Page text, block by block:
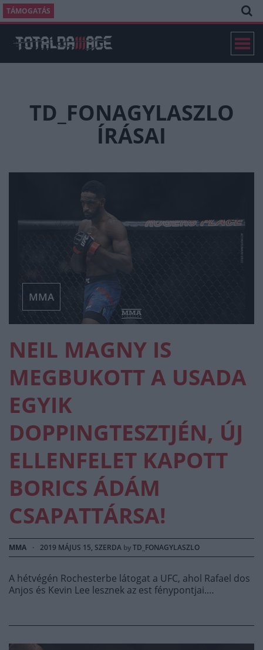
TÁMOGATÁS
TD_FONAGYLASZLO
ÍRÁSAI
MMA
NEIL MAGNY IS
MEGBUKOTT A USADA
EGYIK
DOPPINGTESZTJÉN, ÚJ
ELLENFELET KAPOTT
BORICS ÁDÁM
CSAPATTÁRSA!
MMA · 2019 MÁJUS 15, SZERDA byTD_FONAGYLASZLO
A hétvégén Rochesterbe látogat a UFC, ahol Rafael dos
Anjos és Kevin Lee lesznek az est fénypontjai.…